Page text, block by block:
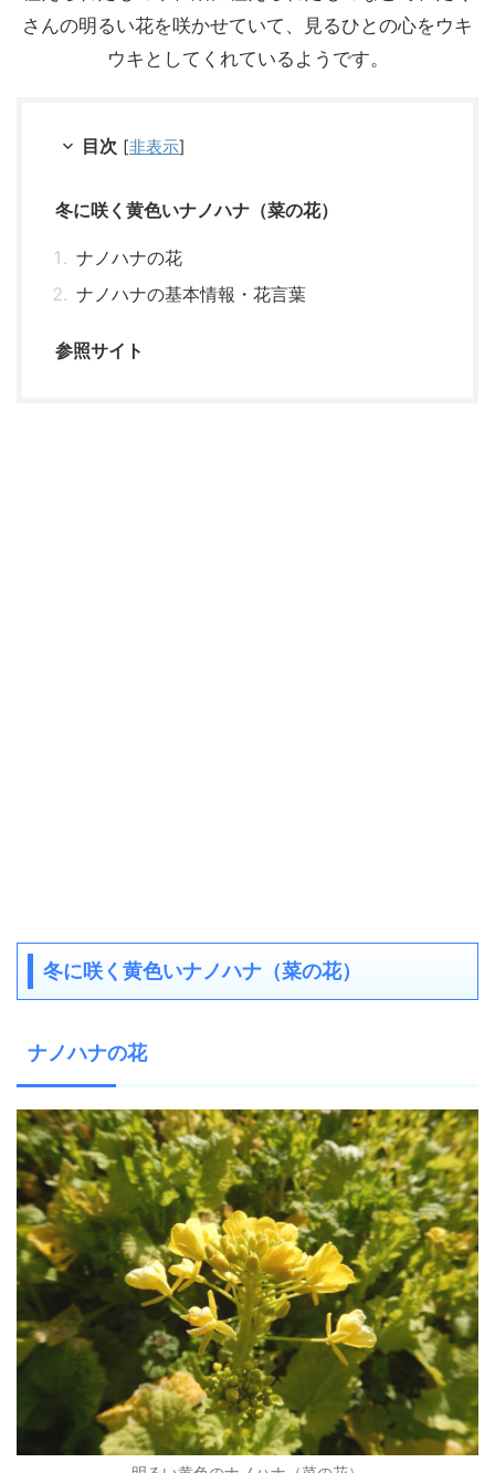
さんの明るい花を咲かせていて、見るひとの心をウキ
ウキとしてくれているようです。
目次 [非表示]
冬に咲く黄色いナノハナ（菜の花）
ナノハナの花
ナノハナの基本情報・花言葉
参照サイト
冬に咲く黄色いナノハナ（菜の花）
ナノハナの花